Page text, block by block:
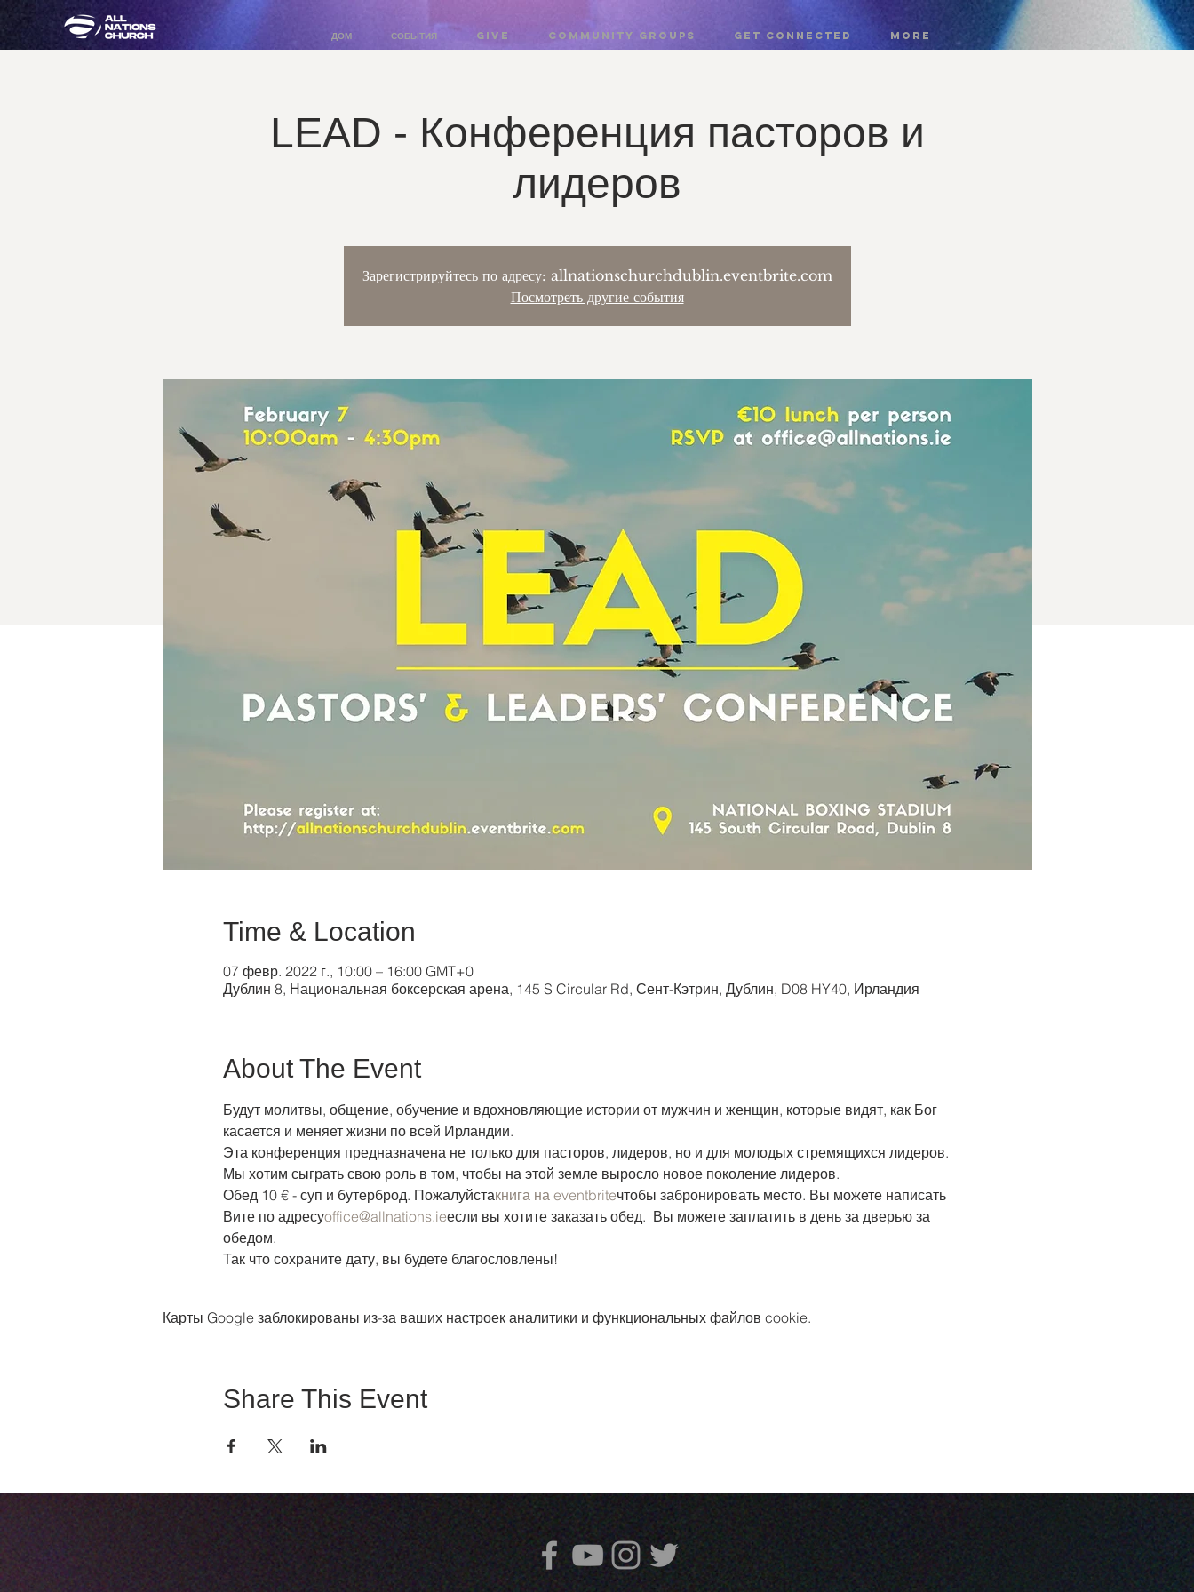
ДОМ СОБЫТИЯ GIVE COMMUNITY GROUPS Get connected More
LEAD - Конференция пасторов и
лидеров
Зарегистрируйтесь по адресу: allnationschurchdublin.eventbrite.com
Посмотреть другие события
Time & Location
07 февр. 2022 г., 10:00 – 16:00 GMT+0
Дублин 8, Национальная боксерская арена, 145 S Circular Rd, Сент-Кэтрин, Дублин, D08 HY40, Ирландия
About The Event
Будут молитвы, общение, обучение и вдохновляющие истории от мужчин и женщин, которые видят, как Бог
касается и меняет жизни по всей Ирландии.
Эта конференция предназначена не только для пасторов, лидеров, но и для молодых стремящихся лидеров.
Мы хотим сыграть свою роль в том, чтобы на этой земле выросло новое поколение лидеров.
Обед 10 € - суп и бутерброд. Пожалуйстакнига на eventbriteчтобы забронировать место. Вы можете написать
Вите по адресуoffice@allnations.ieесли вы хотите заказать обед.  Вы можете заплатить в день за дверью за
обедом.
Так что сохраните дату, вы будете благословлены!
Карты Google заблокированы из-за ваших настроек аналитики и функциональных файлов cookie.
Share This Event